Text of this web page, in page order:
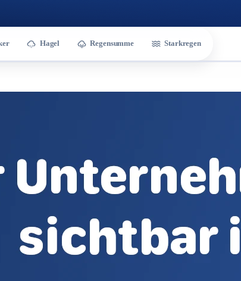
Hagel Regensumme Starkregen